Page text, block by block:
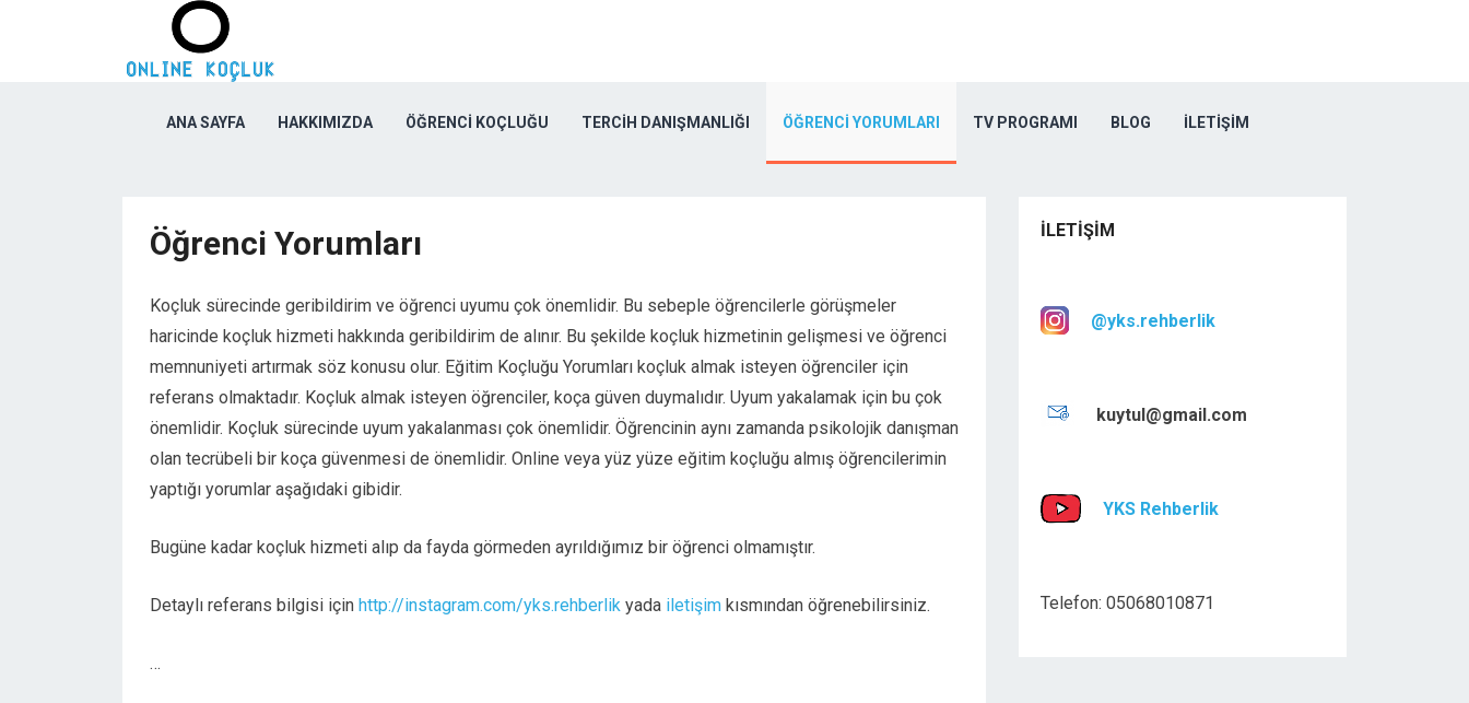
ANA SAYFA HAKKIMIZDA ÖĞRENCI KOÇLUĞU TERCIH DANIŞMANLIĞI ÖĞRENCI YORUMLARI TV PROGRAMI BLOG İLETIŞIM
Öğrenci Yorumları
Koçluk sürecinde geribildirim ve öğrenci uyumu çok önemlidir. Bu sebeple öğrencilerle görüşmeler
haricinde koçluk hizmeti hakkında geribildirim de alınır. Bu şekilde koçluk hizmetinin gelişmesi ve öğrenci
memnuniyeti artırmak söz konusu olur. Eğitim Koçluğu Yorumları koçluk almak isteyen öğrenciler için
referans olmaktadır. Koçluk almak isteyen öğrenciler, koça güven duymalıdır. Uyum yakalamak için bu çok
önemlidir. Koçluk sürecinde uyum yakalanması çok önemlidir. Öğrencinin aynı zamanda psikolojik danışman
olan tecrübeli bir koça güvenmesi de önemlidir. Online veya yüz yüze eğitim koçluğu almış öğrencilerimin
yaptığı yorumlar aşağıdaki gibidir.
Bugüne kadar koçluk hizmeti alıp da fayda görmeden ayrıldığımız bir öğrenci olmamıştır.
Detaylı referans bilgisi için http://instagram.com/yks.rehberlik yada iletişim kısmından öğrenebilirsiniz.
…
İLETIŞIM
@yks.rehberlik
kuytul@gmail.com
YKS Rehberlik
Telefon: 05068010871